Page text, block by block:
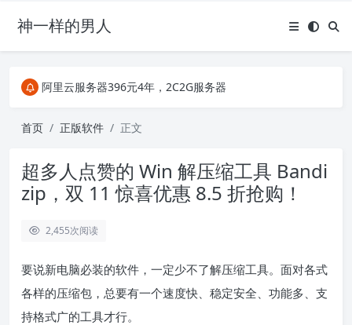
神一样的男人
阿里云服务器396元4年，2C2G服务器
关注Telegram频道有新消息第一时间推送
阿里云服务器396元4年，2C2G服务器
首页 正版软件 正文
超多人点赞的 Win 解压缩工具 Bandi
zip，双 11 惊喜优惠 8.5 折抢购！
2,455次阅读
要说新电脑必装的软件，一定少不了解压缩工具。面对各式
各样的压缩包，总要有一个速度快、稳定安全、功能多、支
持格式广的工具才行。